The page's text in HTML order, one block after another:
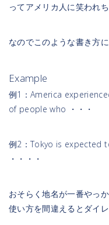
ってアメリカ人に笑われ
なのでこのような書き方
Example
例1：America
of people who ・・・
例2：Tokyo is expected
・・・・
おそらく地名が一番やっ
使い方を間違えるとダイ